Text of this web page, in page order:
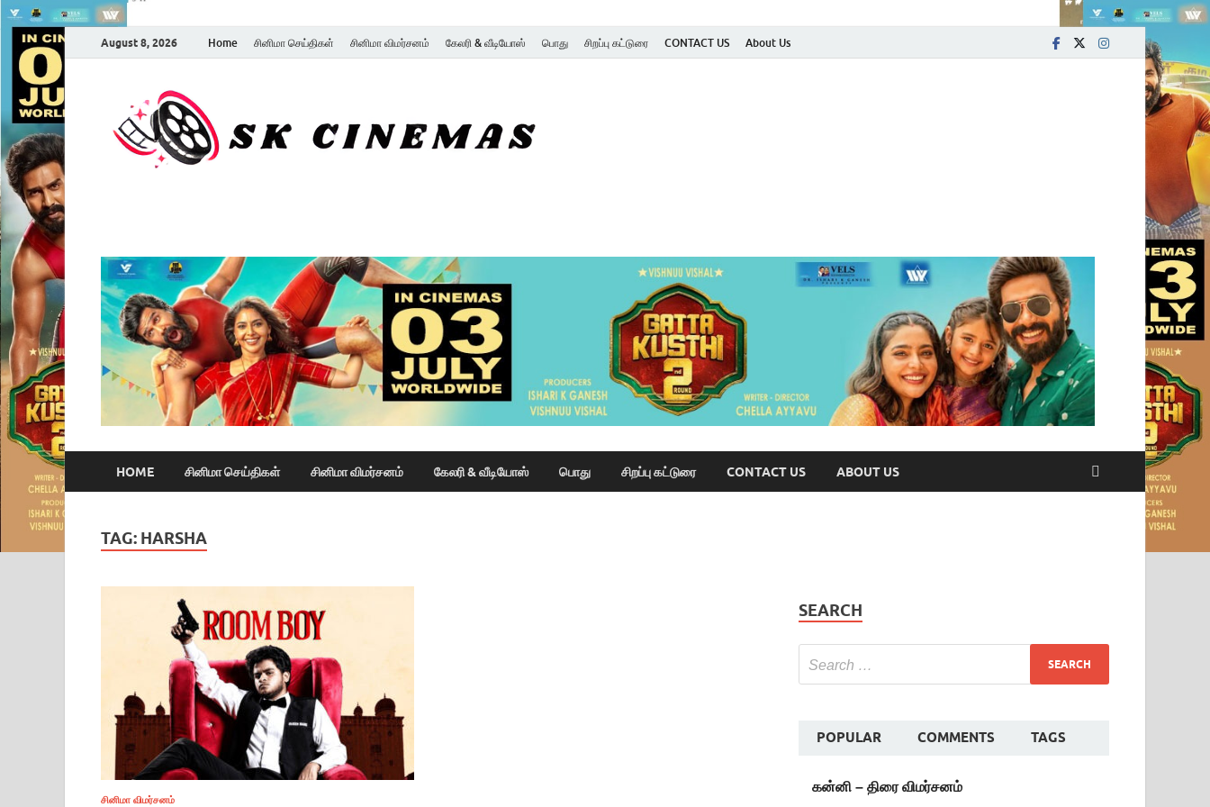
August 8, 2026 Home சினிமா செய்திகள் சினிமா விமர்சனம் கேலரி & வீடியோஸ் பொது சிறப்பு கட்டுரை CONTACT US About Us
HOME சினிமா செய்திகள் சினிமா விமர்சனம் கேலரி & வீடியோஸ் பொது சிறப்பு கட்டுரை CONTACT US ABOUT US
TAG: HARSHA
சினிமா விமர்சனம்
SEARCH
POPULAR COMMENTS TAGS
கன்னி – திரை விமர்சனம்